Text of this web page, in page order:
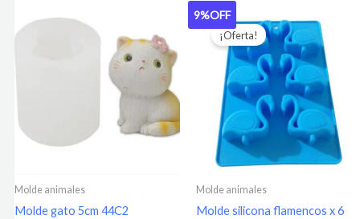
Molde animales
Molde gato 5cm 44C2
9%OFF
¡Oferta!
Molde animales
Molde silicona flamencos x 6
precio
original
era:
$ 3.067,98.
precio
actual
es:
$ 2.781,34.